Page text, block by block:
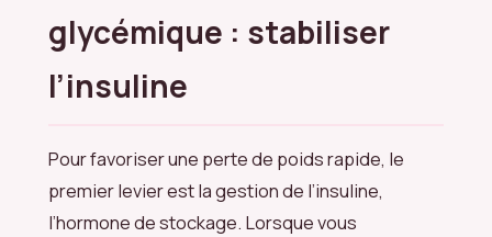
glycémique : stabiliser
l’insuline
Pour favoriser une perte de poids rapide, le
premier levier est la gestion de l’insuline,
l’hormone de stockage. Lorsque vous